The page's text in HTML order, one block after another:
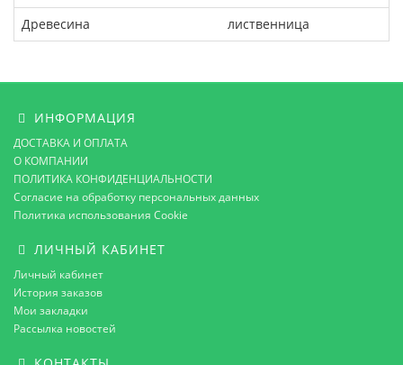
Древесина
лиственница
ИНФОРМАЦИЯ
ДОСТАВКА И ОПЛАТА
О КОМПАНИИ
ПОЛИТИКА КОНФИДЕНЦИАЛЬНОСТИ
Согласие на обработку персональных данных
Политика использования Cookie
ЛИЧНЫЙ КАБИНЕТ
Личный кабинет
История заказов
Мои закладки
Рассылка новостей